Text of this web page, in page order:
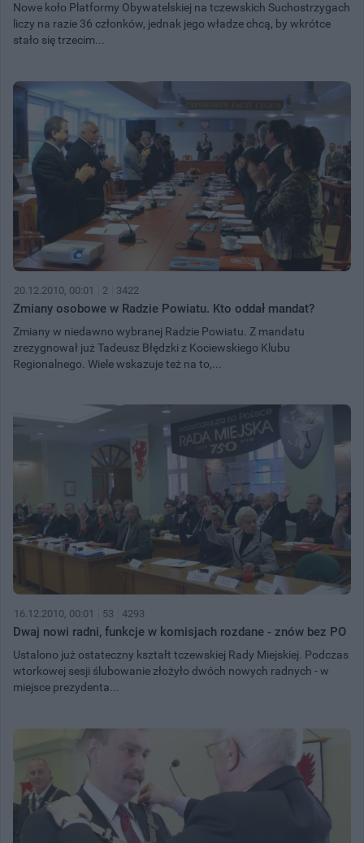
Nowe koło Platformy Obywatelskiej na tczewskich Suchostrzygach
liczy na razie 36 członków, jednak jego władze chcą, by wkrótce
stało się trzecim...
20.12.2010, 00:01 2 3422
Zmiany osobowe w Radzie Powiatu. Kto oddał mandat?
Zmiany w niedawno wybranej Radzie Powiatu. Z mandatu
zrezygnował już Tadeusz Błędzki z Kociewskiego Klubu
Regionalnego. Wiele wskazuje też na to,...
16.12.2010, 00:01 53 4293
Dwaj nowi radni, funkcje w komisjach rozdane - znów bez PO
Ustalono już ostateczny kształt tczewskiej Rady Miejskiej. Podczas
wtorkowej sesji ślubowanie złożyło dwóch nowych radnych - w
miejsce prezydenta...